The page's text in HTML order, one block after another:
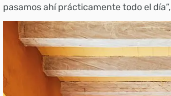
pasamos ahí prácticamente todo el día”,